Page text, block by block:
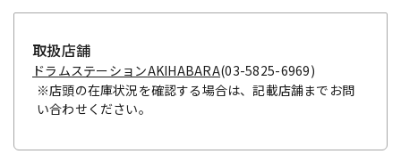
取扱店舗
ドラムステーションAKIHABARA(03-5825-6969)
※店頭の在庫状況を確認する場合は、記載店舗までお問
い合わせください。